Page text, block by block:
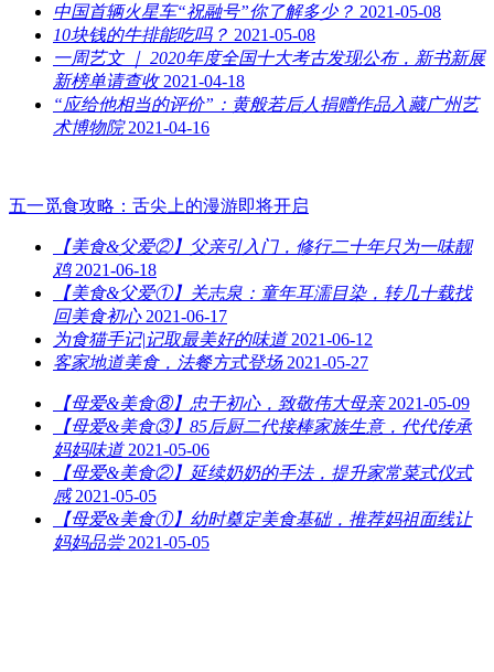
中国首辆火星车“祝融号”你了解多少？ 2021-05-08
10块钱的牛排能吃吗？ 2021-05-08
一周艺文 ｜ 2020年度全国十大考古发现公布，新书新展
新榜单请查收 2021-04-18
“应给他相当的评价”：黄般若后人捐赠作品入藏广州艺
术博物院 2021-04-16
五一觅食攻略：舌尖上的漫游即将开启
【美食&父爱②】父亲引入门，修行二十年只为一味靓
鸡 2021-06-18
【美食&父爱①】关志泉：童年耳濡目染，转几十载找
回美食初心 2021-06-17
为食猫手记|记取最美好的味道 2021-06-12
客家地道美食，法餐方式登场 2021-05-27
【母爱&美食⑧】忠于初心，致敬伟大母亲 2021-05-09
【母爱&美食③】85后厨二代接棒家族生意，代代传承
妈妈味道 2021-05-06
【母爱&美食②】延续奶奶的手法，提升家常菜式仪式
感 2021-05-05
【母爱&美食①】幼时奠定美食基础，推荐妈祖面线让
妈妈品尝 2021-05-05